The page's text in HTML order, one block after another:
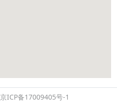
京ICP备17009405号-1